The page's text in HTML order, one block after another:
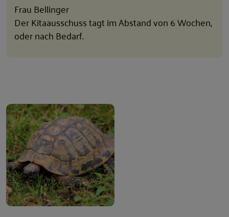
Frau Bellinger
Der Kitaausschuss tagt im Abstand von 6 Wochen,
oder nach Bedarf.